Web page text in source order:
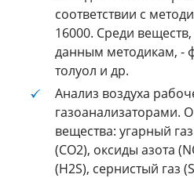
соответствии с
16000. Среди
данным методикам, -
толуол и др.
Анализ воздуха
газоанализаторами.
вещества: угарный
(CO2), оксиды азота
(H2S), сернистый газ